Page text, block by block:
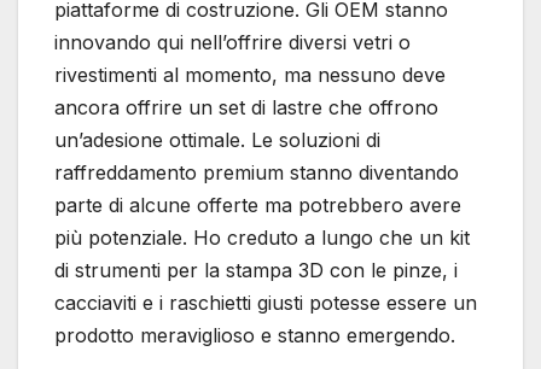
piattaforme di costruzione. Gli OEM stanno
innovando qui nell’offrire diversi vetri o
rivestimenti al momento, ma nessuno deve
ancora offrire un set di lastre che offrono
un’adesione ottimale. Le soluzioni di
raffreddamento premium stanno diventando
parte di alcune offerte ma potrebbero avere
più potenziale. Ho creduto a lungo che un kit
di strumenti per la stampa 3D con le pinze, i
cacciaviti e i raschietti giusti potesse essere un
prodotto meraviglioso e stanno emergendo.